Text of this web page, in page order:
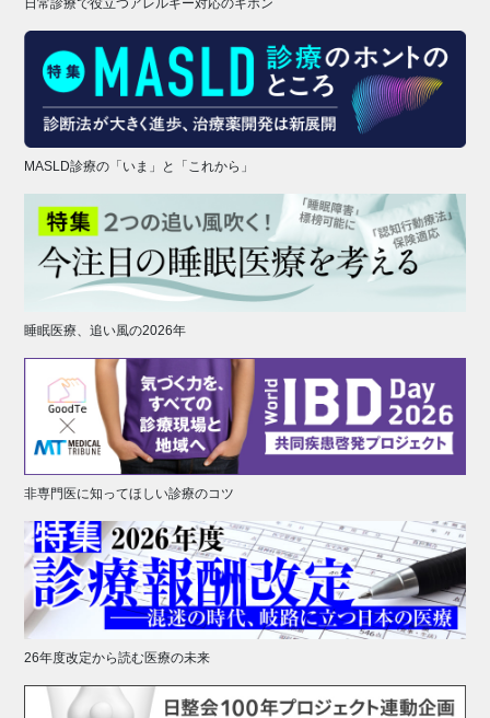
MASLD診療の「いま」と「これから」
睡眠医療、追い風の2026年
非専門医に知ってほしい診療のコツ
26年度改定から読む医療の未来